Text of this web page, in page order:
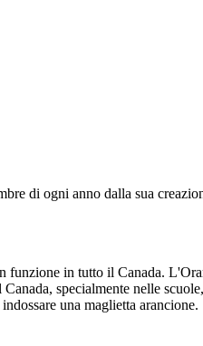
di ogni anno dalla sua
funzione in tutto il Canada.
specialmente nelle
una maglietta arancione.